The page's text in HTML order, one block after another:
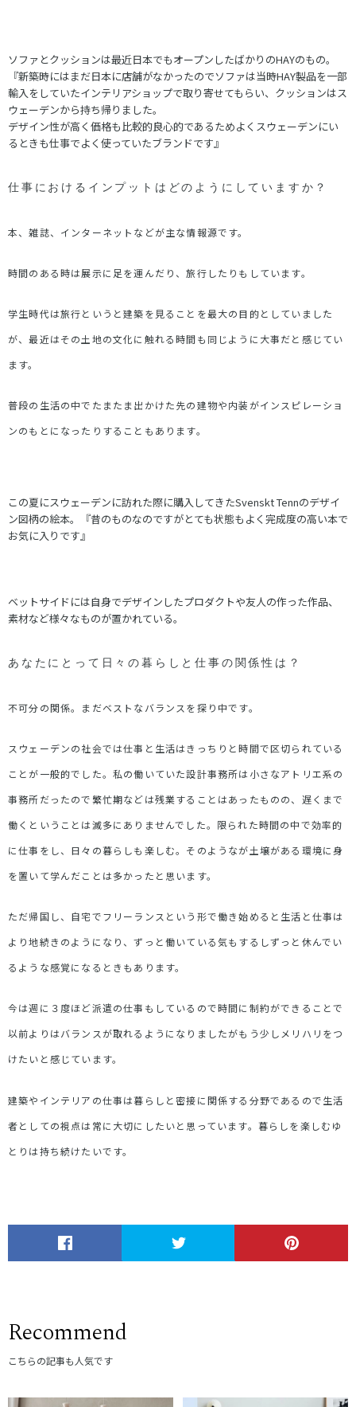
ソファとクッションは最近日本でもオープンしたばかりのHAYのもの。
『新築時にはまだ日本に店舗がなかったのでソファは当時HAY製品を一部
輸入をしていたインテリアショップで取り寄せてもらい、クッションはス
ウェーデンから持ち帰りました。
デザイン性が高く価格も比較的良心的であるためよくスウェーデンにい
るときも仕事でよく使っていたブランドです』
仕事におけるインプットはどのようにしていますか？
本、雑誌、インターネットなどが主な情報源です。
時間のある時は展示に足を運んだり、旅行したりもしています。
学生時代は旅行というと建築を見ることを最大の目的としていました
が、最近はその土地の文化に触れる時間も同じように大事だと感じてい
ます。
普段の生活の中でたまたま出かけた先の建物や内装がインスピレーショ
ンのもとになったりすることもあります。
この夏にスウェーデンに訪れた際に購入してきたSvenskt Tennのデザイ
ン図柄の絵本。『昔のものなのですがとても状態もよく完成度の高い本で
お気に入りです』
ベットサイドには自身でデザインしたプロダクトや友人の作った作品、
素材など様々なものが置かれている。
あなたにとって日々の暮らしと仕事の関係性は？
不可分の関係。まだベストなバランスを探り中です。
スウェーデンの社会では仕事と生活はきっちりと時間で区切られている
ことが一般的でした。私の働いていた設計事務所は小さなアトリエ系の
事務所だったので繁忙期などは残業することはあったものの、遅くまで
働くということは滅多にありませんでした。限られた時間の中で効率的
に仕事をし、日々の暮らしも楽しむ。そのようなが土壌がある環境に身
を置いて学んだことは多かったと思います。
ただ帰国し、自宅でフリーランスという形で働き始めると生活と仕事は
より地続きのようになり、ずっと働いている気もするしずっと休んでい
るような感覚になるときもあります。
今は週に３度ほど派遣の仕事もしているので時間に制約ができることで
以前よりはバランスが取れるようになりましたがもう少しメリハリをつ
けたいと感じています。
建築やインテリアの仕事は暮らしと密接に関係する分野であるので生活
者としての視点は常に大切にしたいと思っています。暮らしを楽しむゆ
とりは持ち続けたいです。
Recommend
こちらの記事も人気です